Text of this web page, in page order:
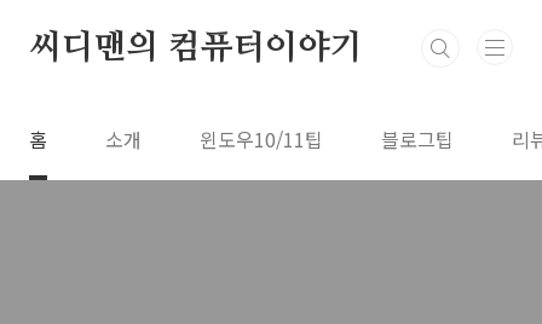
씨디맨의 컴퓨터이야기
홈 소개 윈도우10/11팁 블로그팁 리